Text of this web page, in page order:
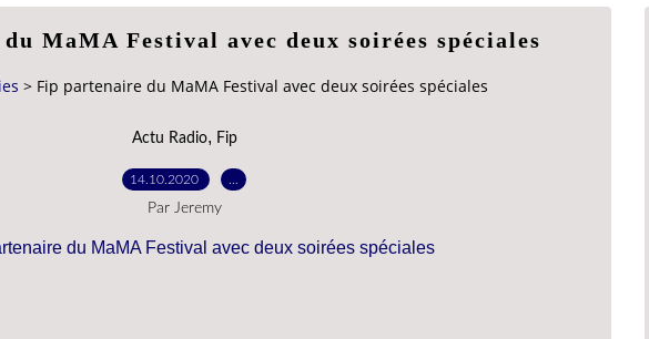
MaMA Festival avec deux soirées spéciales
> Fip partenaire du MaMA Festival avec deux soirées spéciales
Actu Radio, Fip
14.10.2020
Par Jeremy